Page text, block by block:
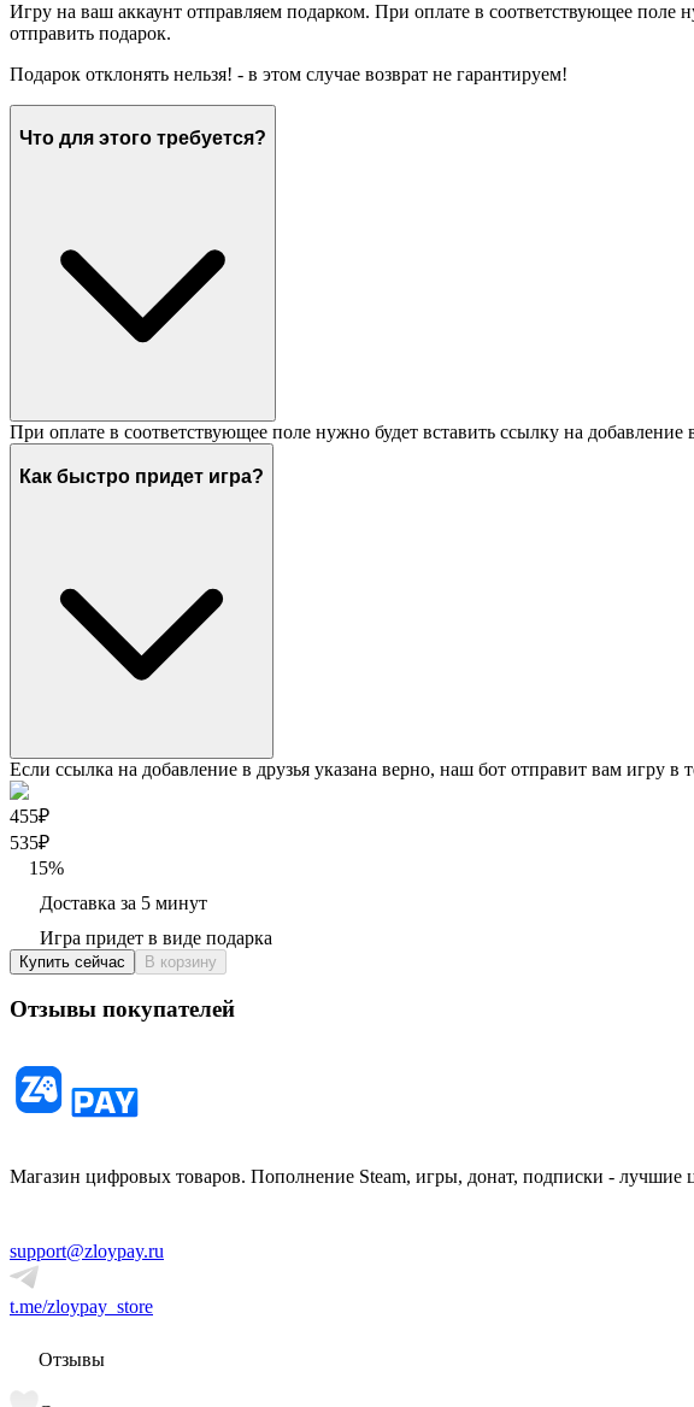
Игру на ваш аккаунт отправляем подарком. При оплате в соответствующее поле
отправить подарок.
Подарок отклонять нельзя! - в этом случае возврат не гарантируем!
Что для этого требуется?
При оплате в соответствующее поле нужно будет вставить ссылку на
Как быстро придет игра?
Если ссылка на добавление в друзья указана верно, наш бот отправит вам игру в
455₽
535₽
15%
Доставка за 5 минут
Игра придет в виде подарка
Купить сейчас В корзину
Отзывы покупателей
Магазин цифровых товаров. Пополнение Steam, игры, донат, подписки - лучшие
support@zloypay.ru
t.me/zloypay_store
Отзывы